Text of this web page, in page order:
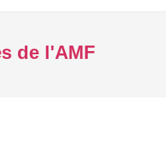
de l'AMF